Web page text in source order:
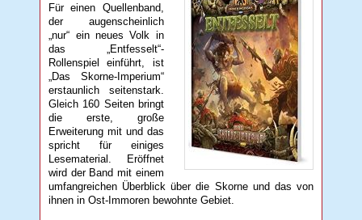
Für einen Quellenband,
der augenscheinlich
„nur“ ein neues Volk in
das „Entfesselt“-
Rollenspiel einführt, ist
„Das Skorne-Imperium“
erstaunlich seitenstark.
Gleich 160 Seiten bringt
die erste, große
Erweiterung mit und das
spricht für einiges
Lesematerial. Eröffnet
wird der Band mit einem
umfangreichen Überblick über die Skorne und das von
ihnen in Ost-Immoren bewohnte Gebiet.